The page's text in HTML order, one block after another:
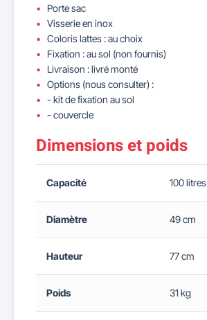
Porte sac
Visserie en inox
Coloris lattes : au choix
Fixation : au sol (non fournis)
Livraison : livré monté
Options (nous consulter) :
- kit de fixation au sol
- couvercle
Dimensions et poids
Capacité 100 litres
Diamètre 49 cm
Hauteur 77 cm
Poids 31 kg